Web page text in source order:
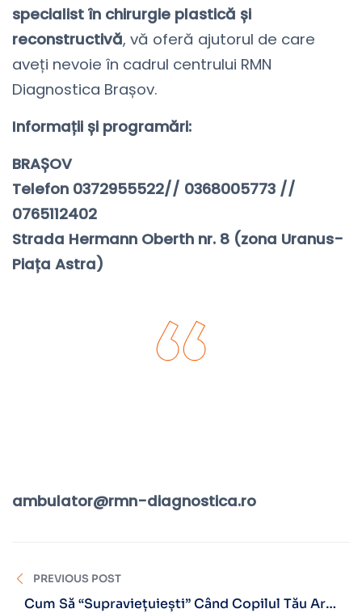
specialist în chirurgie plastică și
reconstructivă, vă oferă ajutorul de care
aveți nevoie în cadrul centrului RMN
Diagnostica Brașov.
Informații și programări:
BRAȘOV
Telefon 0372955522// 0368005773 //
0765112402
Strada Hermann Oberth nr. 8 (zona Uranus-
Piața Astra)
ambulator@rmn-diagnostica.ro
PREVIOUS POST
Cum Să “supraviețuiești” Când Copilul Tău Are